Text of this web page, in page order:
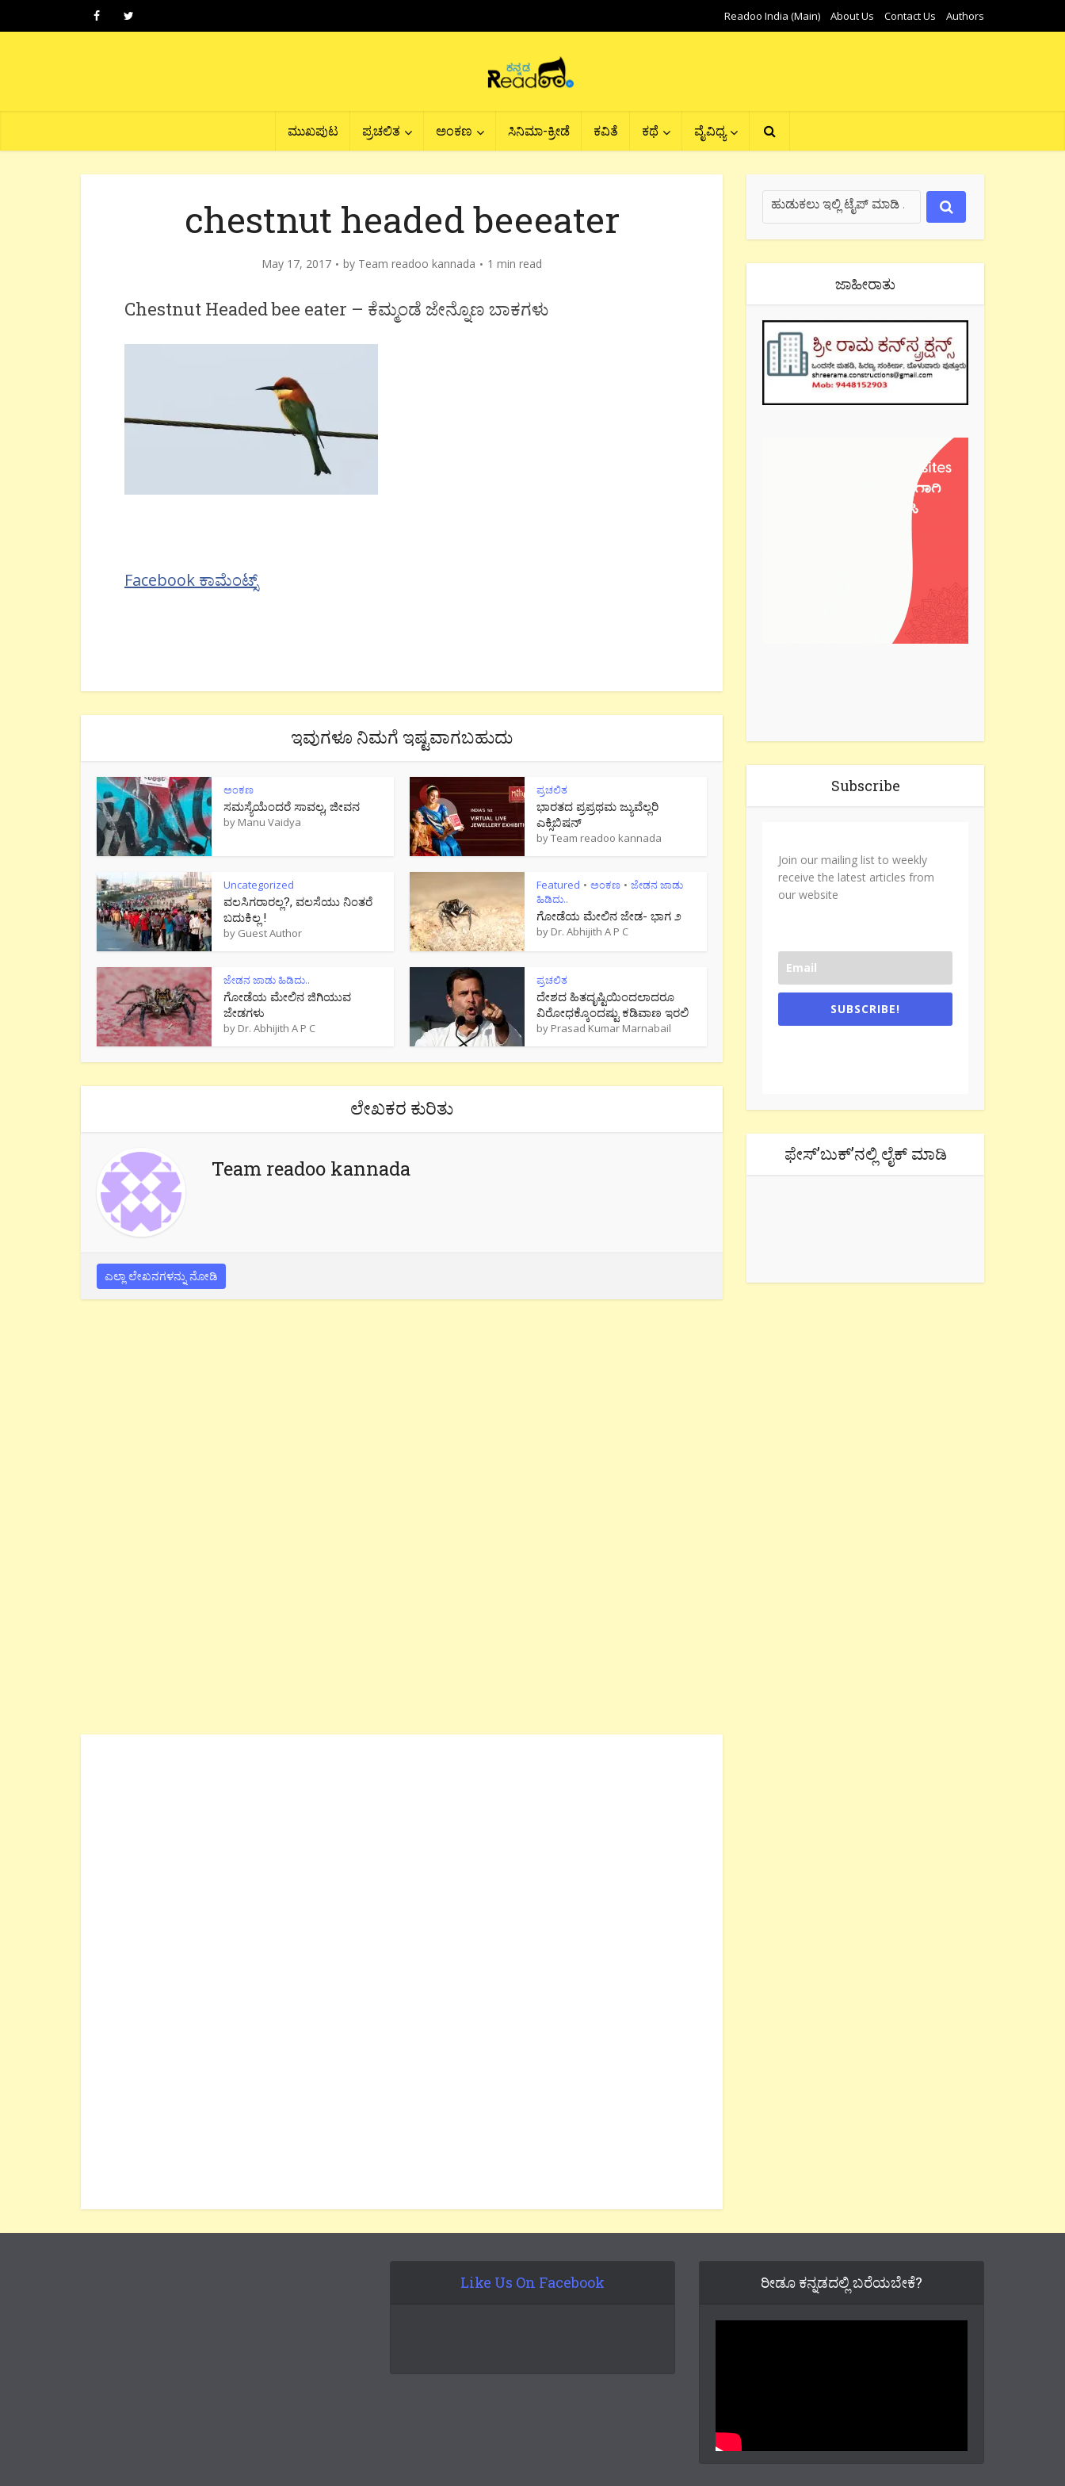
Readoo India (Main) About Us Contact Us Authors
ಮುಖಪುಟ ಪ್ರಚಲಿತ ಅಂಕಣ ಸಿನಿಮಾ-ಕ್ರೀಡೆ ಕವಿತೆ ಕಥೆ ವೈವಿಧ್ಯ
chestnut headed beeeater
May 17, 2017 by Team readoo kannada 1 min read
Chestnut Headed bee eater – ಕೆಮ್ಮಂಡೆ ಜೇನ್ನೊಣ ಬಾಕಗಳು
Facebook ಕಾಮೆಂಟ್ಸ್
ಇವುಗಳೂ ನಿಮಗೆ ಇಷ್ಟವಾಗಬಹುದು
ಅಂಕಣ
ಸಮಸ್ಯೆಯೆಂದರೆ ಸಾವಲ್ಲ, ಜೀವನ
by Manu Vaidya
ಪ್ರಚಲಿತ
ಭಾರತದ ಪ್ರಪ್ರಥಮ ಜ್ಯುವೆಲ್ಲರಿ
ಎಕ್ಸಿಬಿಷನ್
byTeam readoo kannada
Uncategorized
ವಲಸಿಗರಾರಲ್ಲ?, ವಲಸೆಯು ನಿಂತರೆ
ಬದುಕಿಲ್ಲ !
by Guest Author
Featured • ಅಂಕಣ • ಜೇಡನ ಜಾಡು
ಹಿಡಿದು..
ಗೋಡೆಯ ಮೇಲಿನ ಜೇಡ- ಭಾಗ ೨
by Dr. Abhijith A P C
ಜೇಡನ ಜಾಡು ಹಿಡಿದು..
ಗೋಡೆಯ ಮೇಲಿನ ಜಿಗಿಯುವ
ಜೇಡಗಳು
by Dr. Abhijith A P C
ಪ್ರಚಲಿತ
ದೇಶದ ಹಿತದೃಷ್ಟಿಯಿಂದಲಾದರೂ
ವಿರೋಧಕ್ಕೊಂದಷ್ಟು ಕಡಿವಾಣ ಇರಲಿ
by Prasad Kumar Marnabail
ಲೇಖಕರ ಕುರಿತು
Team readoo kannada
ಎಲ್ಲಾ ಲೇಖನಗಳನ್ನು ನೋಡಿ
ಜಾಹೀರಾತು
Subscribe
Join our mailing list to weekly
receive the latest articles from
our website
SUBSCRIBE!
ಫೇಸ್’ಬುಕ್’ನಲ್ಲಿ ಲೈಕ್ ಮಾಡಿ
Like Us On Facebook ರೀಡೂ ಕನ್ನಡದಲ್ಲಿ ಬರೆಯಬೇಕೆ?